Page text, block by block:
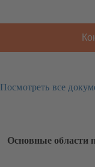
Посмотреть все
Основные области